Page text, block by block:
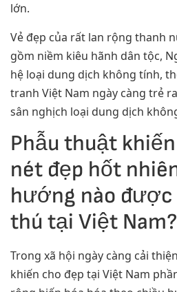
lớn.
Vẻ đẹp của rất lan rộng thanh
gồm niềm kiêu hãnh dân tộc,
hệ loại dung dịch không tính,
tranh Việt Nam ngày càng trẻ
sân nghịch loại dung dịch
Phẫu thuật
nét đẹp hốt
hướng nào
thú tại Việt Nam?
Trong xã hội ngày càng cải
khiến cho đẹp tại Việt Nam